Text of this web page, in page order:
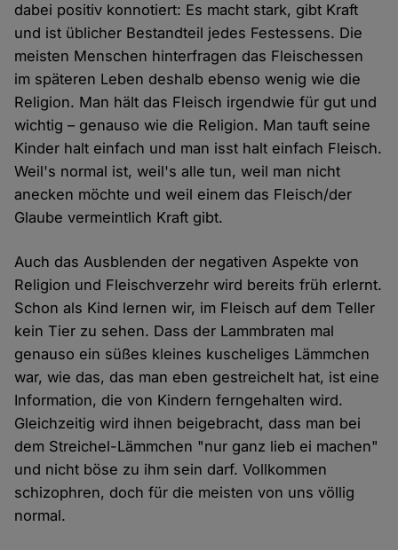
dabei positiv konnotiert: Es macht stark, gibt Kraft
und ist üblicher Bestandteil jedes Festessens. Die
meisten Menschen hinterfragen das Fleischessen
im späteren Leben deshalb ebenso wenig wie die
Religion. Man hält das Fleisch irgendwie für gut und
wichtig – genauso wie die Religion. Man tauft seine
Kinder halt einfach und man isst halt einfach Fleisch.
Weil's normal ist, weil's alle tun, weil man nicht
anecken möchte und weil einem das Fleisch/der
Glaube vermeintlich Kraft gibt.
Auch das Ausblenden der negativen Aspekte von
Religion und Fleischverzehr wird bereits früh erlernt.
Schon als Kind lernen wir, im Fleisch auf dem Teller
kein Tier zu sehen. Dass der Lammbraten mal
genauso ein süßes kleines kuscheliges Lämmchen
war, wie das, das man eben gestreichelt hat, ist eine
Information, die von Kindern ferngehalten wird.
Gleichzeitig wird ihnen beigebracht, dass man bei
dem Streichel-Lämmchen "nur ganz lieb ei machen"
und nicht böse zu ihm sein darf. Vollkommen
schizophren, doch für die meisten von uns völlig
normal.